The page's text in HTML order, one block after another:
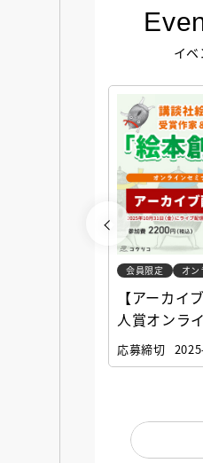
イ
講談社児
前選考委
会員限定 オン
【アーカイ
人賞オンラ
と担当編集
講座」
応募締切